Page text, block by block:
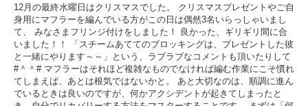
12月の最終水曜日はクリスマスでした。 クリスマスプレゼントやご自
身用にマフラーを編んでいる方がこの日は偶然3名いらっしゃいまし
て、 みなさまフリンジ付けをしました！ 良かった、ギリギリ間に合
いました！！ 「スチームあててのブロッキングは、プレゼントした彼
と一緒にやります～～」という、ラブラブなコメントも頂いたりして
#＾＾# マフラーはそれほど複雑なものでなければ編む作業にこそ慣れ
てしまえば、あとは根気ではないかと。 あと大切なのは、順調に進ん
でいるときは良いのですが、何かアクシデントが起きてしまったと